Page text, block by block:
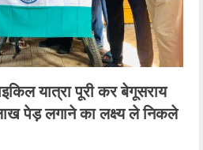
यात्रा पूरी कर बेगूसराय
पेड़ लगाने का लक्ष्य ले निकले